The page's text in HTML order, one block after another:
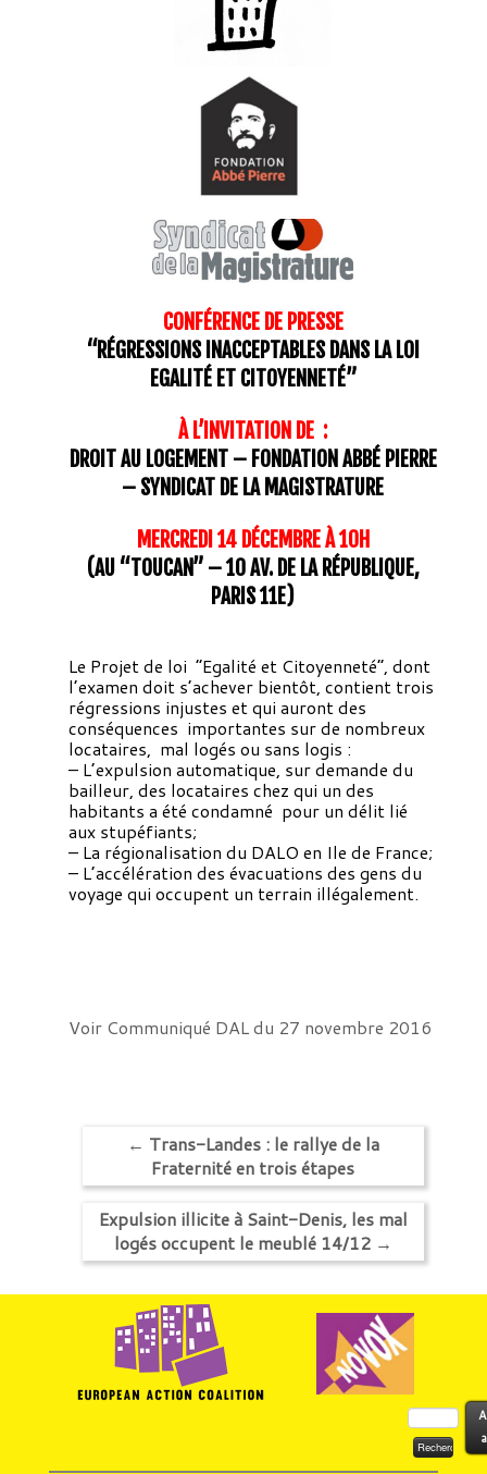
CONFÉRENCE DE PRESSE
“RÉGRESSIONS INACCEPTABLES DANS LA LOI
EGALITÉ ET CITOYENNETÉ”
À L’INVITATION DE :
DROIT AU LOGEMENT – FONDATION ABBÉ PIERRE
– SYNDICAT DE LA MAGISTRATURE
MERCREDI 14 DÉCEMBRE À 10H
(AU “TOUCAN” – 10 AV. DE LA RÉPUBLIQUE,
PARIS 11E)
Le Projet de loi “Egalité et Citoyenneté”, dont
l’examen doit s’achever bientôt, contient trois
régressions injustes et qui auront des
conséquences importantes sur de nombreux
locataires, mal logés ou sans logis :
– L’expulsion automatique, sur demande du
bailleur, des locataires chez qui un des
habitants a été condamné pour un délit lié
aux stupéfiants;
– La régionalisation du DALO en Ile de France;
– L’accélération des évacuations des gens du
voyage qui occupent un terrain illégalement.
Voir Communiqué DAL du 27 novembre 2016
← Trans-Landes : le rallye de la
Fraternité en trois étapes
Expulsion illicite à Saint-Denis, les mal
logés occupent le meublé 14/12 →
Rechercher :